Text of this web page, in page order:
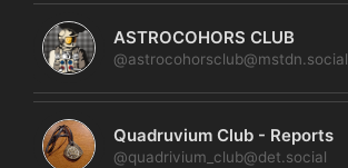
ASTROCOHORS CLUB
@astrocohorsclub@mstdn.social
Quadruvium Club - Reports
@quadrivium_club@det.social